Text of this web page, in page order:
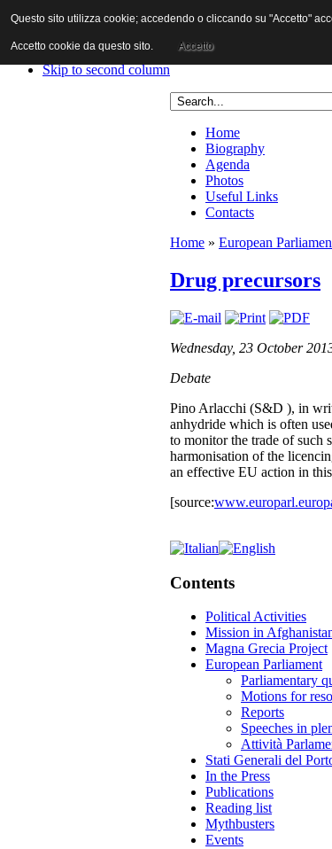
Skip to content
Skip to first column
Skip to second column
Home
Biography
Agenda
Photos
Useful Links
Contacts
Home » European
Drug precursors
Wednesday, 23 October
Debate
Pino Arlacchi (S&D ), in
anhydride which is often
to monitor the trade of such
harmonisation of the
an effective EU action in
[source:
Contents
Political Activities
Mission in
Magna Grecia Project
European Parliament
Parliamentary
Motions for
Reports
Speeches in
Attività
Stati Generali del
In the Press
Publications
Reading list
Mythbusters
Events
Questo sito utilizza cookie; accedendo o cliccando su "Accetto"
Accetto cookie da questo sito. Accetto